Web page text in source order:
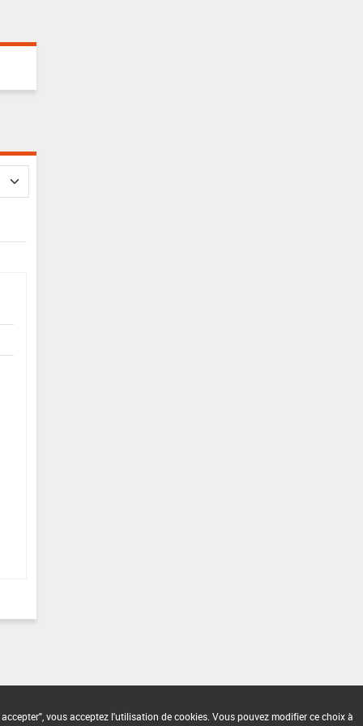
vous acceptez l'utilisation de cookies. Vous pouvez modifier ce choix à